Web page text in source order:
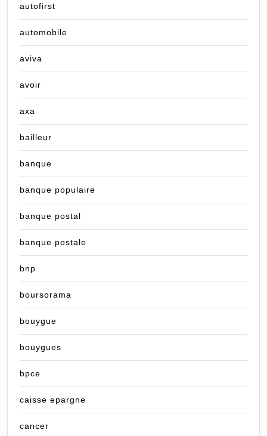
autofirst
automobile
aviva
avoir
axa
bailleur
banque
banque populaire
banque postal
banque postale
bnp
boursorama
bouygue
bouygues
bpce
caisse epargne
cancer